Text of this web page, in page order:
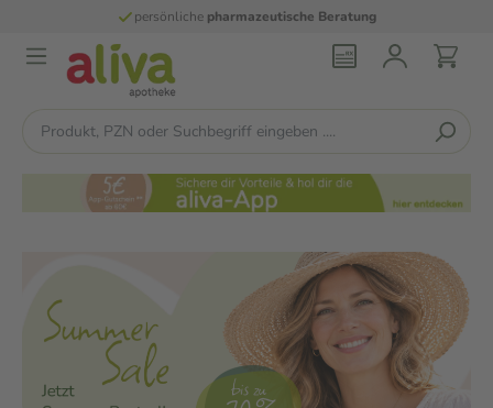
persönliche pharmazeutische Beratung